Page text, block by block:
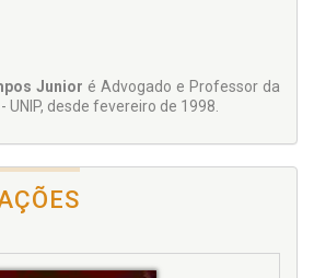
Junior é Advogado e Professor da
UNIP, desde fevereiro de 1998.